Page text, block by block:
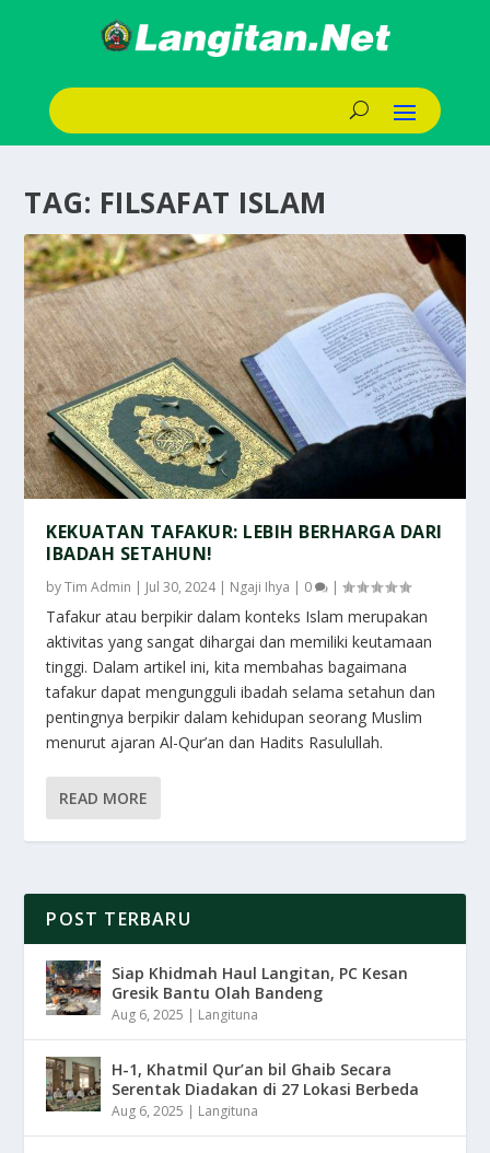
TAG: FILSAFAT ISLAM
KEKUATAN TAFAKUR: LEBIH BERHARGA DARI
IBADAH SETAHUN!
byTim Admin | Jul 30, 2024| Ngaji Ihya | 0 |
Tafakur atau berpikir dalam konteks Islam merupakan
aktivitas yang sangat dihargai dan memiliki keutamaan
tinggi. Dalam artikel ini, kita membahas bagaimana
tafakur dapat mengungguli ibadah selama setahun dan
pentingnya berpikir dalam kehidupan seorang Muslim
menurut ajaran Al-Qur’an dan Hadits Rasulullah.
READ MORE
POST TERBARU
Siap Khidmah Haul Langitan, PC Kesan
Gresik Bantu Olah Bandeng
Aug 6, 2025 | Langituna
H-1, Khatmil Qur’an bil Ghaib Secara
Serentak Diadakan di 27 Lokasi Berbeda
Aug 6, 2025 | Langituna